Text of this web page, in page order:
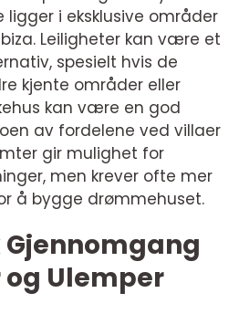
ligger i eksklusive områder
Leiligheter kan være et
spesielt hvis de
kjente områder eller
kan være en god
av fordelene ved villaer
gir mulighet for
men krever ofte mer
å bygge drømmehuset.
Gjennomgang
Ulemper